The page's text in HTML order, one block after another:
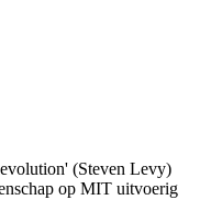
(Steven Levy)
op MIT uitvoerig